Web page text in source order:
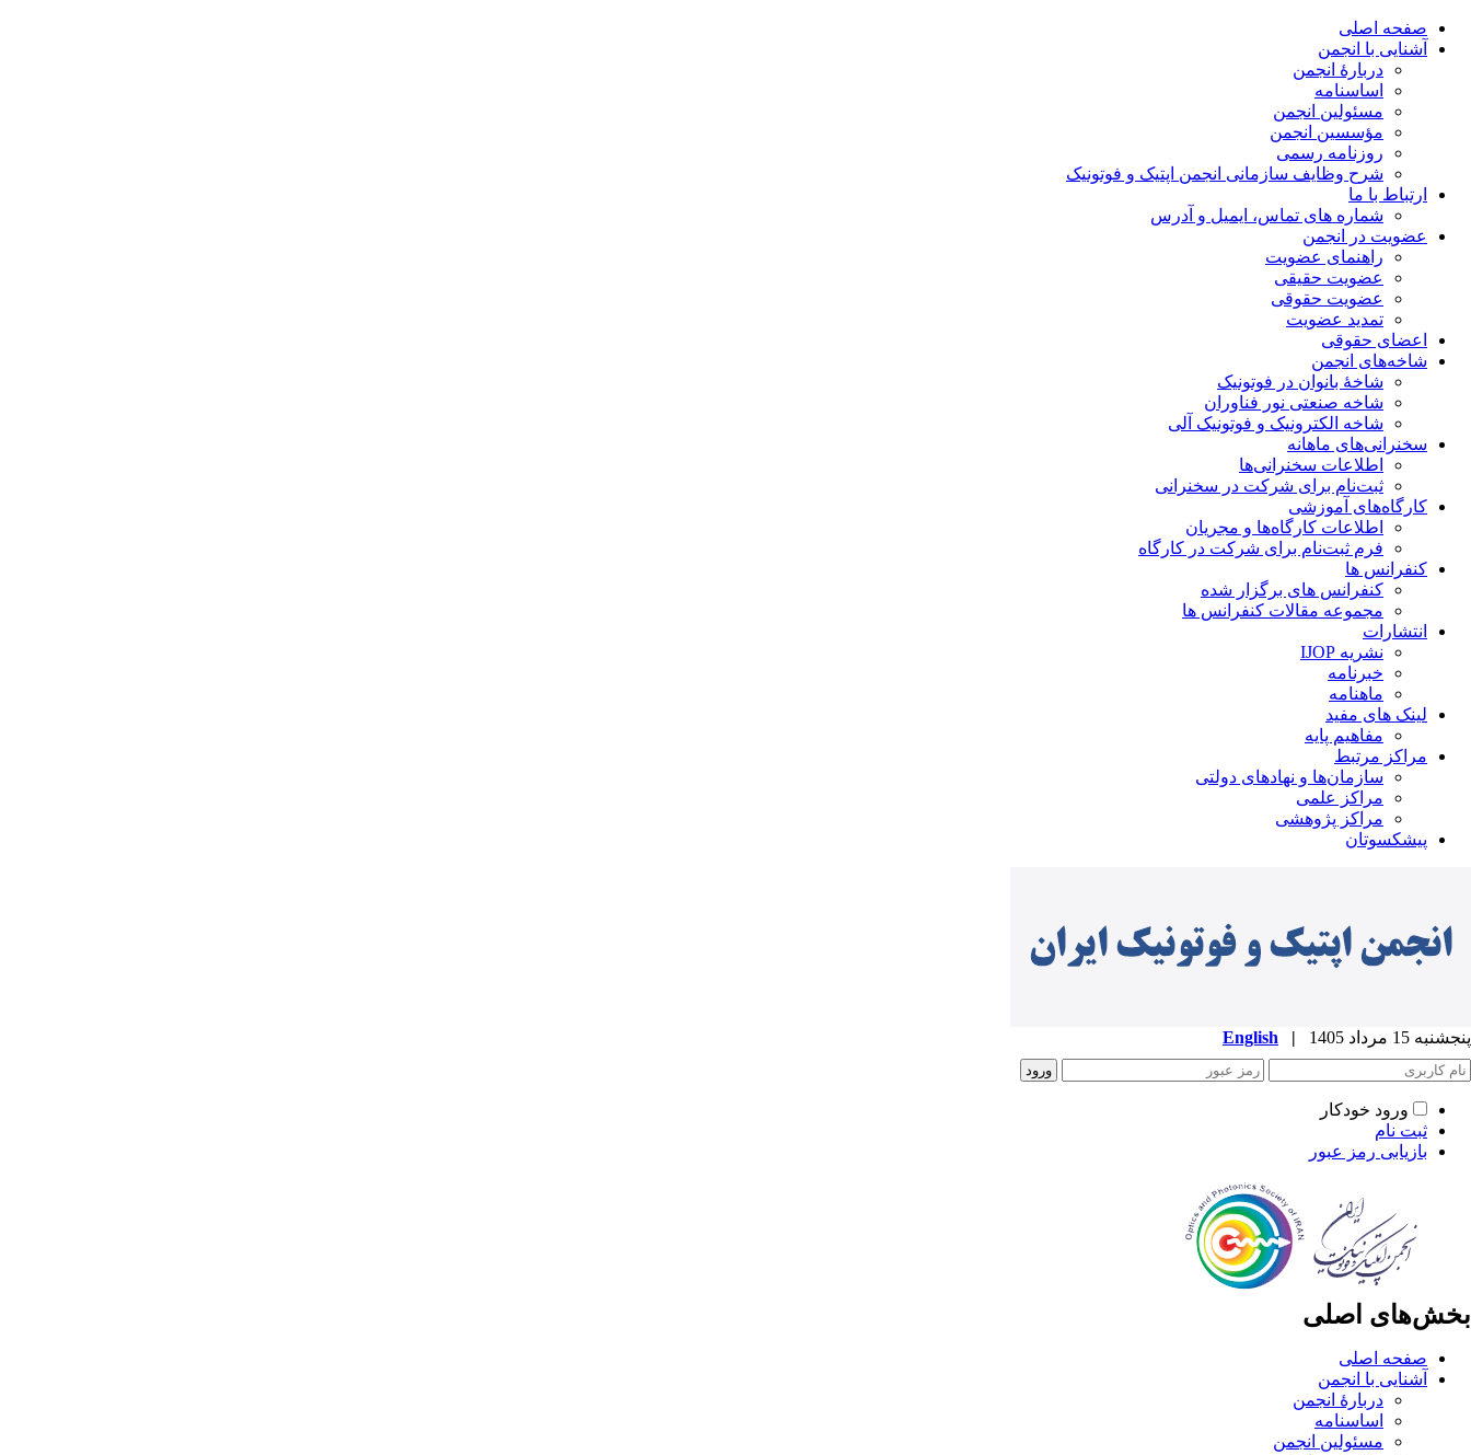
صفحه اصلی
آشنایی با انجمن
دربارۀ انجمن
اساسنامه
مسئولین انجمن
مؤسسین انجمن
روزنامه رسمی
شرح وظایف سازمانی انجمن اپتیک و فوتونیک
ارتباط با ما
شماره های تماس، ایمیل و آدرس
عضویت در انجمن
راهنمای عضویت
عضویت حقیقی
عضویت حقوقی
تمدید عضویت
اعضای حقوقی
شاخه‌های انجمن
شاخۀ بانوان در فوتونیک
شاخه صنعتی نور فناوران
شاخه‌ الکترونیک و فوتونیک آلی
سخنرانی‌های ماهانه
اطلاعات سخنرانی‌‌ها
ثبت‌نام برای شرکت در سخنرانی
کارگاه‌های آموزشی
اطلاعات کارگاه‌ها و مجریان
فرم ثبت‌نام برای شرکت در کارگاه
کنفرانس ها
کنفرانس های برگزار شده
مجموعه مقالات کنفرانس ها
انتشارات
نشریه IJOP
خبرنامه
ماهنامه
لینک های مفید
مفاهیم پایه
مراکز مرتبط
سازمان‌ها و نهادهای دولتی
مراکز علمی
مراکز پژوهشی
پیشکسوتان
پنجشنبه 15 مرداد 1405 |
English
ورود خودکار
ثبت نام
بازیابی رمز عبور
بخش‌های اصلی
صفحه اصلی
آشنایی با انجمن
دربارۀ انجمن
اساسنامه
مسئولین انجمن